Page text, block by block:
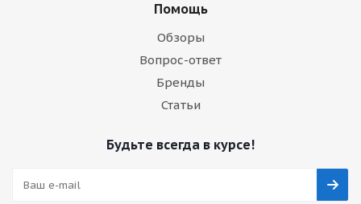
Помощь
Обзоры
Вопрос-ответ
Бренды
Статьи
Будьте всегда в курсе!